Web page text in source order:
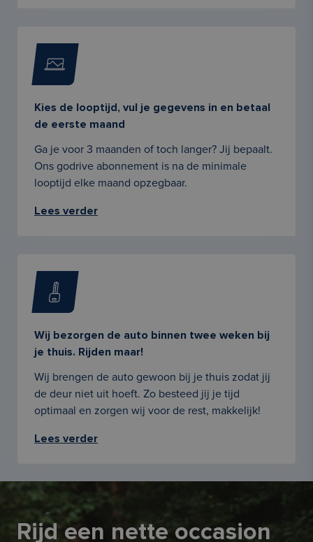
Kies de looptijd, vul je gegevens in en betaal
de eerste maand
Ga je voor 3 maanden of toch langer? Jij bepaalt.
Ons godrive abonnement is na de minimale
looptijd elke maand opzegbaar.
Lees verder
Wij bezorgen de auto binnen twee weken bij
je thuis. Rijden maar!
Wij brengen de auto gewoon bij je thuis zodat jij
de deur niet uit hoeft. Zo besteed jij je tijd
optimaal en zorgen wij voor de rest, makkelijk!
Lees verder
Rijd een nette occasion